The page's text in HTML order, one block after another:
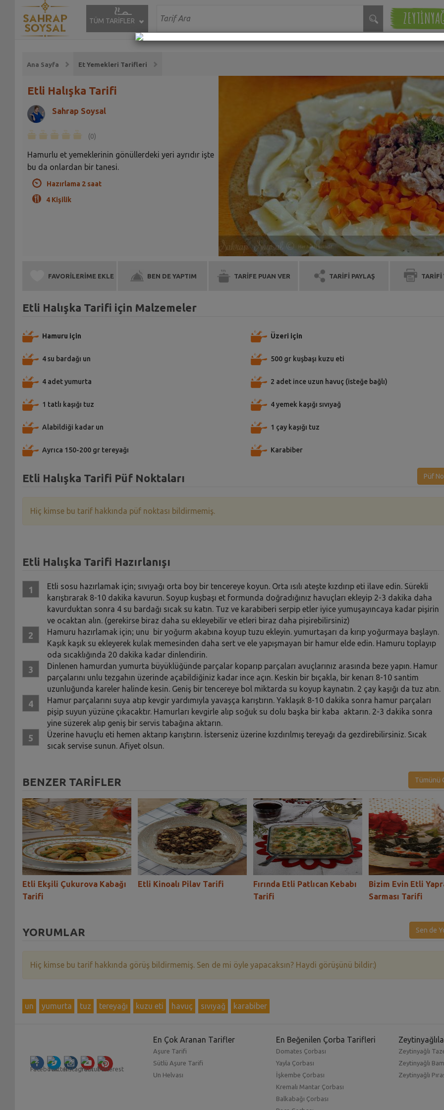
TÜM TARİFLER
Ana Sayfa Et Yemekleri Tarifleri
Etli Halışka Tarifi
Sahrap Soysal
(0)
Hamurlu et yemeklerinin gönüllerdeki yeri ayrıdır işte
bu da onlardan bir tanesi.
Hazırlama 2 saat
4 Kişilik
FAVORİLERİME EKLE BEN DE YAPTIM TARİFE PUAN VER TARİFİ PAYLAŞ TARİFİ
Etli Halışka Tarifi için Malzemeler
Hamuru için
4 su bardağı un
4 adet yumurta
1 tatlı kaşığı tuz
Alabildiği kadar un
Ayrıca 150-200 gr tereyağı
Üzeri için
500 gr kuşbaşı kuzu eti
2 adet ince uzun havuç (isteğe bağlı)
4 yemek kaşığı sıvıyağ
1 çay kaşığı tuz
Karabiber
Etli Halışka Tarifi Püf Noktaları Püf
Hiç kimse bu tarif hakkında püf noktası bildirmemiş.
Etli Halışka Tarifi Hazırlanışı
Etli sosu hazırlamak için; sıvıyağı orta boy bir tencereye koyun. Orta ısılı ateşte kızdırıp eti ilave edin. Sürekli
karıştırarak 8-10 dakika kavurun. Soyup kuşbaşı et formunda doğradığınız havuçları ekleyip 2-3 dakika daha
kavurduktan sonra 4 su bardağı sıcak su katın. Tuz ve karabiberi serpip etler iyice yumuşayıncaya kadar pişirin
ve ocaktan alın. (gerekirse biraz daha su ekleyebilir ve etleri biraz daha pişirebilirsiniz)
Hamuru hazırlamak için; unu bir yoğurm akabına koyup tuzu ekleyin. yumurtaşarı da kırıp yoğurmaya başlayn.
Kaşık kaşık su ekleyerek kulak memesinden daha sert ve ele yapışmayan bir hamur elde edin. Hamuru toplayıp
oda sıcaklığında 20 dakika kadar dinlendirin.
Dinlenen hamurdan yumurta büyüklüğünde parçalar koparıp parçaları avuçlarınız arasında beze yapın. Hamur
parçalarını unlu tezgahın üzerinde açabildiğiniz kadar ince açın. Keskin bir bıçakla, bir kenarı 8-10 santim
uzunluğunda kareler halinde kesin. Geniş bir tencereye bol miktarda su koyup kaynatın. 2 çay kaşığı da tuz atın.
Hamur parçalarını suya atıp kevgir yardımıyla yavaşça karıştırın. Yaklaşık 8-10 dakika sonra hamur parçaları
pişip suyun yüzüne çıkacaktır. Hamurları kevgirle alıp soğuk su dolu başka bir kaba aktarın. 2-3 dakika sonra
yine süzerek alıp geniş bir servis tabağına aktarın.
Üzerine havuçlu eti hemen aktarıp karıştırın. İsterseniz üzerine kızdırılmış tereyağı da gezdirebilirsiniz. Sıcak
sıcak servise sunun. Afiyet olsun.
BENZER TARİFLER Tümünü
Etli Ekşili Çukurova Kabağı
Tarifi
Etli Kinoalı Pilav Tarifi
Fırında Etli Patlıcan Kebabı
Tarifi
Bizim Evin Etli
Sarması Tarifi
YORUMLAR Sen de
Hiç kimse bu tarif hakkında görüş bildirmemiş. Sen de mi öyle yapacaksın? Haydi görüşünü bildir:)
un yumurta tuz tereyağı kuzu eti havuç sıvıyağ karabiber
En Çok Aranan Tarifler
Aşure Tarifi
Sütlü Aşure Tarifi
Un Helvası
En Beğenilen Çorba Tarifleri
Domates Çorbası
Yayla Çorbası
İşkembe Çorbası
Kremalı Mantar Çorbası
Balkabağı Çorbası
Zeytinyağlı
Zeytinyağlı
Zeytinyağlı